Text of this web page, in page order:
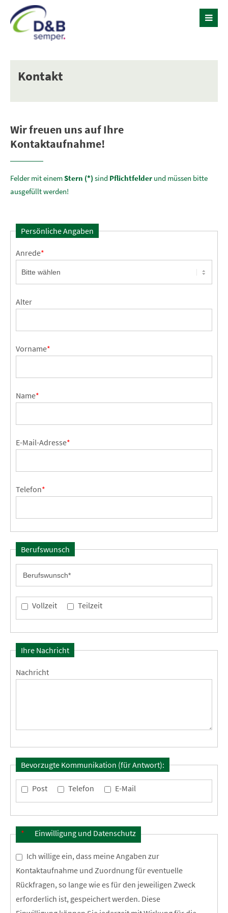
Kontakt
Wir freuen uns auf Ihre
Kontaktaufnahme!
Felder mit einemStern (*) sind Pflichtfelder und müssen bitte
ausgefüllt werden!
Persönliche Angaben
Anrede*
Alter
Vorname*
Name*
E-Mail-Adresse*
Telefon*
Berufswunsch
Vollzeit Teilzeit
Ihre Nachricht
Nachricht
Bevorzugte Kommunikation (für Antwort):
Post Telefon E-Mail
Einwilligung und Datenschutz
*
Ich willige ein, dass meine Angaben zur
Kontaktaufnahme und Zuordnung für eventuelle
Rückfragen, so lange wie es für den jeweiligen Zweck
erforderlich ist, gespeichert werden. Diese